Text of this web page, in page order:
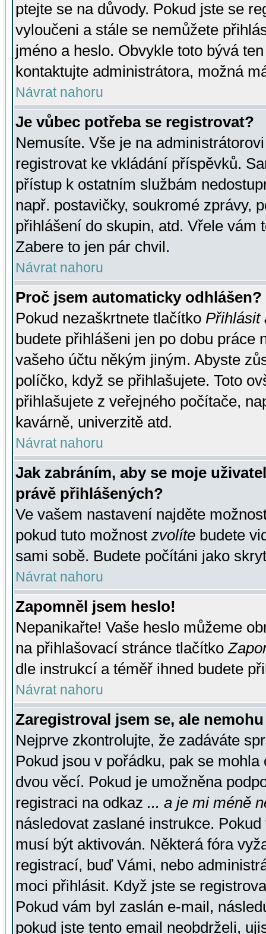
ptejte se na důvody. Pokud jste se
vyloučeni a stále se nemůžete
jméno a heslo. Obvykle toto bývá
kontaktujte administrátora, možná
Návrat nahoru
Je vůbec potřeba se registrovat?
Nemusíte. Vše je na
registrovat ke vkládání příspěvků.
přístup k ostatním službám
např. postavičky, soukromé zprávy,
přihlášení do skupin, atd. Vřele vám
Zabere to jen pár chvil.
Návrat nahoru
Proč jsem automaticky odhlášen?
Pokud nezaškrtnete tlačítko Přihlásit
budete přihlášeni jen po dobu práce
vašeho účtu někým jiným. Abyste
políčko, když se přihlašujete. Toto
přihlašujete z veřejného počítače,
kavárně, univerzitě atd.
Návrat nahoru
Jak zabráním, aby se moje
právě přihlášených?
Ve vašem nastavení najděte
pokud tuto možnost zvolíte budete
sami sobě. Budete počítáni jako
Návrat nahoru
Zapomněl jsem heslo!
Nepanikařte! Vaše heslo můžeme
na přihlašovací stránce tlačítko
dle instrukcí a téměř ihned budete
Návrat nahoru
Zaregistroval jsem se, ale
Nejprve zkontrolujte, že zadáváte
Pokud jsou v pořádku, pak se
dvou věcí. Pokud je umožněna
registraci na odkaz ... a je mi méně
následovat zaslané instrukce.
musí být aktivován. Některá fóra
registrací, buď Vámi, nebo
moci přihlásit. Když jste se
Pokud vám byl zaslán e-mail,
pokud jste tento email neobdrželi,